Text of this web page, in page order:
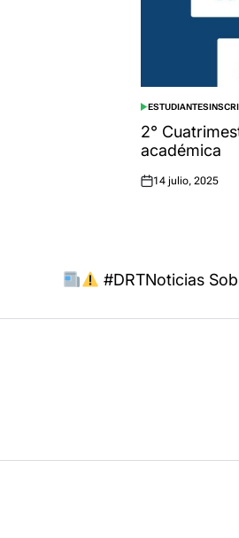
POSTED
IN
ESTUDIANTES
2°
académica
Posted
14 julio, 2025
#DRTNoticias